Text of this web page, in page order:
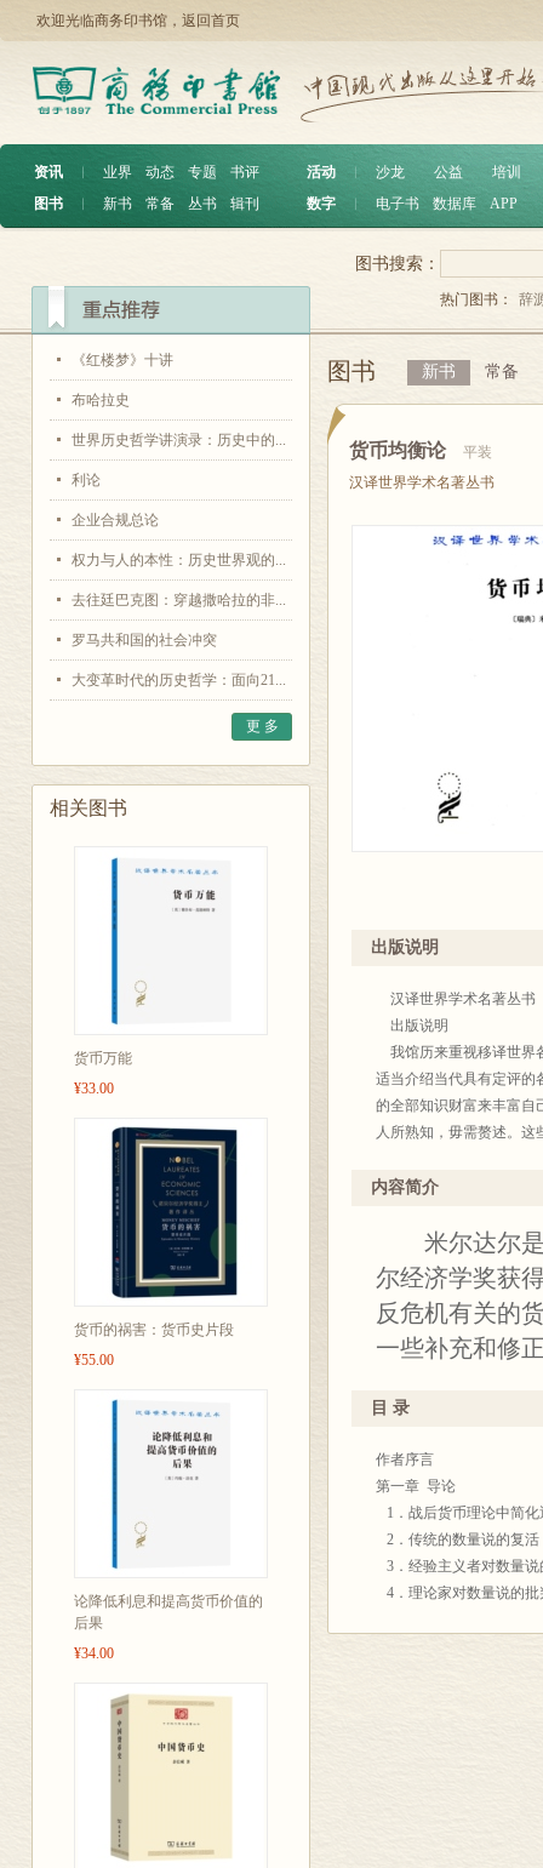
欢迎光临商务印书馆， 返回首页
资讯 ︱ 业界 动态 专题
书评
图书
︱ 新书 常备 丛书 辑刊
活动 沙龙 公益
培训
数字
电子书 数据库 APP
《红楼梦》十讲
布哈拉史
世界历史哲学讲演录：历史中的...
利论
企业合规总论
权力与人的本性：历史世界观的...
去往廷巴克图：穿越撒哈拉的非...
罗马共和国的社会冲突
大变革时代的历史哲学：面向21...
更 多
相关图书
货币万能
¥33.00
货币的祸害：货币史片段
¥55.00
论降低利息和提高货币价值的
后果
¥34.00
图书搜索：
热门图书： 辞
图书 新书 常备
货币均衡论
平装
汉译世界学术名著丛书
出版说明
汉译世界学术名著丛书
出版说明
我馆历来重视移译世界
适当介绍当代具有定评的
的全部知识财富来丰富自
人所熟知，毋需赘述。
年底出版至四百种。今后
度去研读这些著作，汲
译界给我们批评、建议
商务
内容简介
米尔达尔是
尔经济学奖获
反危机有关的
一些补充和修
目 录
作者序言
第一章 导论
1．战后货币理论中简
2．传统的数量说的复活
3．经验主义者对数量说
4．理论家对数量说的批